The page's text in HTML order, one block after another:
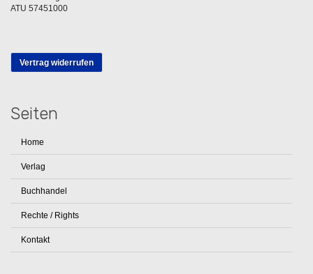
ATU 57451000
Vertrag widerrufen
Seiten
Home
Verlag
Buchhandel
Rechte / Rights
Kontakt